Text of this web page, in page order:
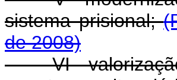
sistema prisional;
de 2008)
VI - valorização